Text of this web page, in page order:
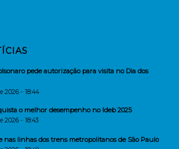
pede autorização para visita no Dia dos
2026 - 18:44
o melhor desempenho no Ideb 2025
2026 - 18:43
nas linhas dos trens metropolitanos de São Paulo